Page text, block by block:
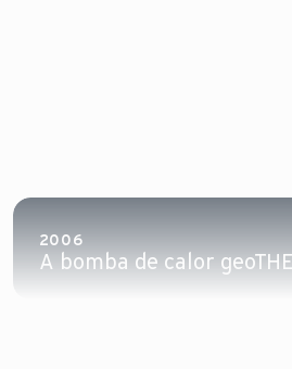
2006
A bomba de calor